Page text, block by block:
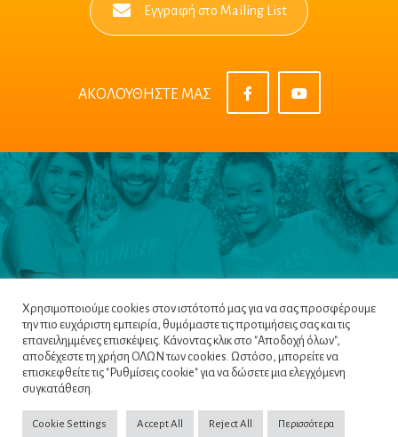
Εγγραφή στο Mailing List
ΑΚΟΛΟΥΘΗΣΤΕ ΜΑΣ
Προϋποθέσεις|Cookie Policy
Χρησιμοποιούμε cookies στον ιστότοπό μας για να σας προσφέρουμε
την πιο ευχάριστη εμπειρία, θυμόμαστε τις προτιμήσεις σας και τις
επανειλημμένες επισκέψεις. Κάνοντας κλικ στο "Αποδοχή όλων",
αποδέχεστε τη χρήση ΟΛΩΝ των cookies. Ωστόσο, μπορείτε να
επισκεφθείτε τις "Ρυθμίσεις cookie" για να δώσετε μια ελεγχόμενη
συγκατάθεση.
Cookie Settings Accept All Reject All Περισσότερα